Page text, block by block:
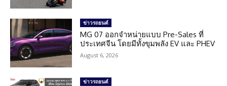
ข่าวรถยนต์
MG 07 ออกจำหน่ายแบบ Pre-Sales ที่
ประเทศจีน โดยมีทั้งขุมพลัง EV และ PHEV
August 6, 2026
ข่าวรถยนต์